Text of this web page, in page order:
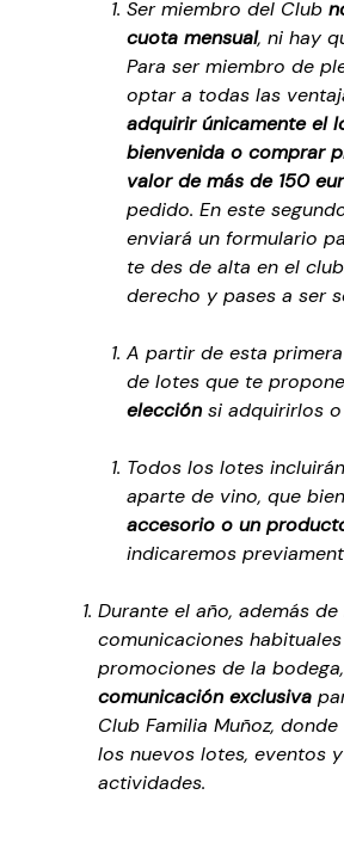
Ser miembro del Club
cuota mensual, ni hay
Para ser miembro de
optar a todas las
adquirir únicamente el
bienvenida o comprar
valor de más de 150
pedido. En este
enviará un formulario
te des de alta en el
derecho y pases a ser
A partir de esta
de lotes que te
elección si adquirirlos o
Todos los lotes
aparte de vino, que
accesorio o un
indicaremos
Durante el año, además
comunicaciones
promociones de la
comunicación exclusiva
Club Familia Muñoz,
los nuevos lotes, eventos
actividades.